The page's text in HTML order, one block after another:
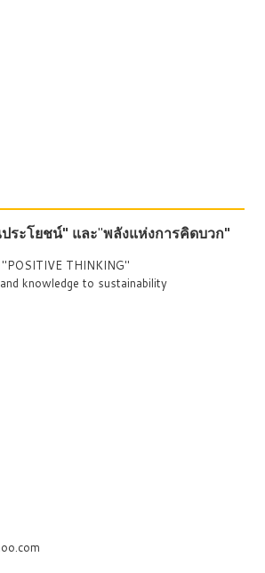
ระโยชน์" และ"พลังแห่งการคิดบวก"
"POSITIVE THINKING"
knowledge to sustainability